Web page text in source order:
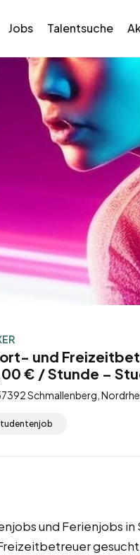
Jobs Talentsuche
und
€ / Stunde –
Schmallenberg,
und Ferienjobs